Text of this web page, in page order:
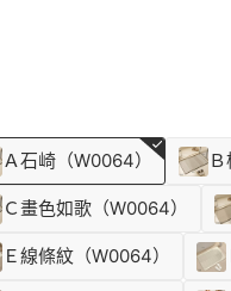
Ａ石崎（W0064）
Ｃ畫色如歌（W0064）
Ｅ線條紋（W0064）